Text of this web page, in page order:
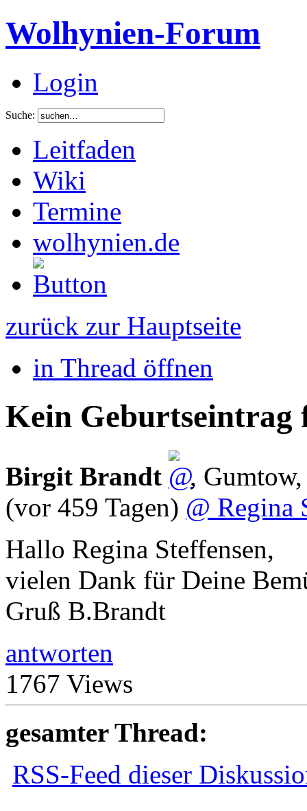
Wolhynien-Forum
Login
Suche:
Leitfaden
Wiki
Termine
wolhynien.de
zurück zur Hauptseite
in Thread öffnen
Kein Geburtseintrag
Birgit Brandt , Gumtow
(vor 459 Tagen) @ Regina
Hallo Regina Steffensen,
vielen Dank für Deine
Gruß B.Brandt
antworten
1767 Views
gesamter Thread:
RSS-Feed dieser